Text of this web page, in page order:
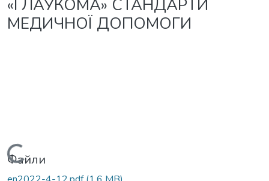
«ГЛАУКОМА» СТАНДАРТИ
МЕДИЧНОЇ ДОПОМОГИ
Вантажиться...
Файли